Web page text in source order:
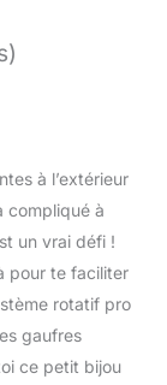
à l’extérieur
compliqué à
un vrai défi !
pour te faciliter
rotatif pro
gaufres
ce petit bijou